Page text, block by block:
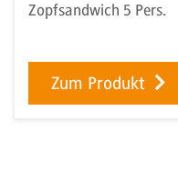
Zopfsandwich 5 Pers.
Zum Produkt